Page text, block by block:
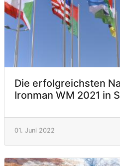
Die erfolgreichsten
Ironman WM 2021 in
01. Juni 2022